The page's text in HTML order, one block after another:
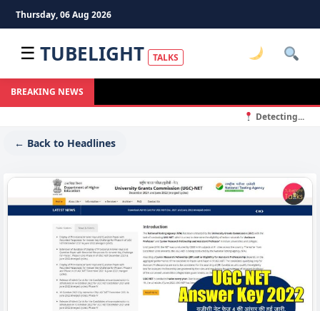
Thursday, 06 Aug 2026
☰ TUBELIGHT TALKS
BREAKING NEWS
Detecting...
← Back to Headlines